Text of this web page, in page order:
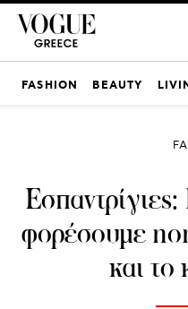
FASHION BEAUTY
φορέσουμε
και το